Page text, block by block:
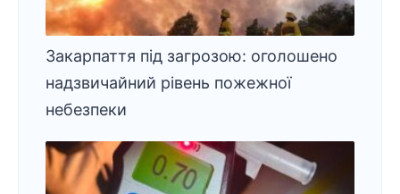
Закарпаття під загрозою: оголошено
надзвичайний рівень пожежної
небезпеки